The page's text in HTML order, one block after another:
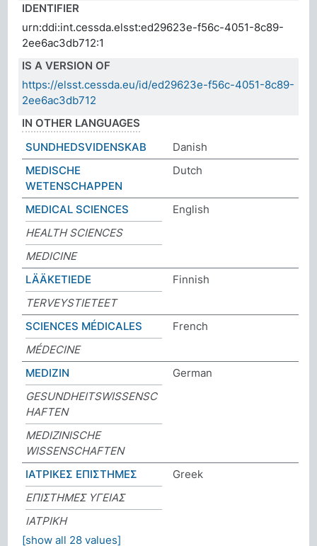
IDENTIFIER
urn:ddi:int.cessda.elsst:ed29623e-f56c-4051-8c89-
2ee6ac3db712:1
IS A VERSION OF
https://elsst.cessda.eu/id/ed29623e-f56c-4051-8c89-
2ee6ac3db712
IN OTHER LANGUAGES
SUNDHEDSVIDENSKAB
Danish
MEDISCHE
WETENSCHAPPEN
Dutch
MEDICAL SCIENCES
English
HEALTH SCIENCES
MEDICINE
LÄÄKETIEDE
Finnish
TERVEYSTIETEET
SCIENCES MÉDICALES
French
MÉDECINE
MEDIZIN
German
GESUNDHEITSWISSENSC
HAFTEN
MEDIZINISCHE
WISSENSCHAFTEN
ΙΑΤΡΙΚΕΣ ΕΠΙΣΤΗΜΕΣ
Greek
ΕΠΙΣΤΗΜΕΣ ΥΓΕΙΑΣ
ΙΑΤΡΙΚΗ
[show all 28 values]